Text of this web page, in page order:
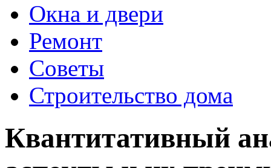
Окна и двери
Ремонт
Советы
Строительство дома
Квантитативный